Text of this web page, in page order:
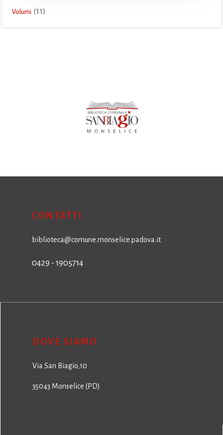
Volumi (11)
CONTATTI
biblioteca@comune.monselice.padova.it
0429 - 1905714
DOVE SIAMO
Via San Biagio,10
35043 Monselice (PD)